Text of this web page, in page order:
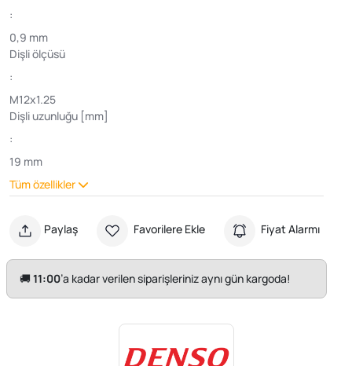
:
0,9 mm
Dişli ölçüsü
:
M12x1.25
Dişli uzunluğu [mm]
:
19 mm
Tüm özellikler
Paylaş Favorilere Ekle Fiyat Alarmı
🚚11:00’a kadar verilen siparişleriniz aynı gün kargoda!